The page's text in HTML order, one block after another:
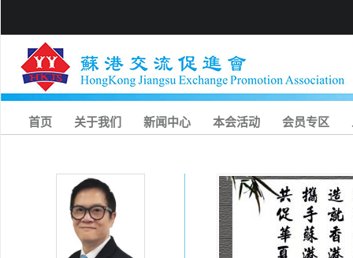
首页 关于我们 新闻中心 本会活动 会员专区